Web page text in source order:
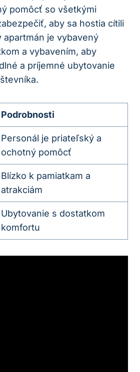
pomôcť so všetkými
aby sa hostia cítili
apartmán je vybavený
a vybavením, aby
a príjemné ubytovanie
Podrobnosti
Personál je priateľský a
ochotný pomôcť
Blízko k pamiatkam a
atrakciám
Ubytovanie s dostatkom
komfortu